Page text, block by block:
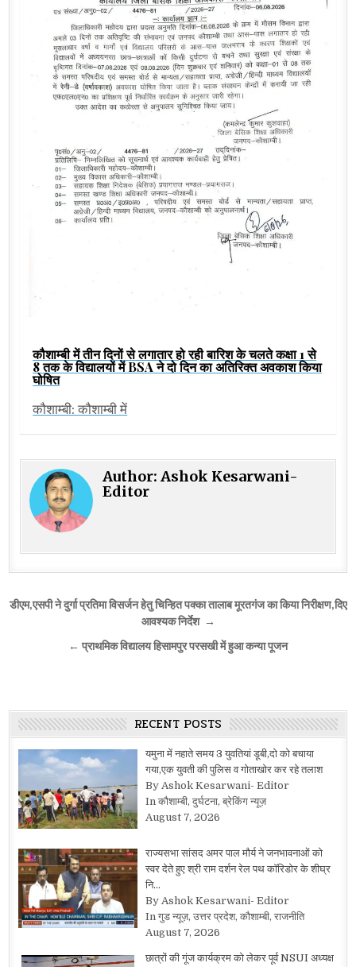
कौशाम्बी में तीन दिनों से लगातार हो रही बारिश के चलते कक्षा 1 से
8 तक के विद्यालयों में BSA ने दो दिन का अतिरिक्त अवकाश किया
घोषित
कौशाम्बी: कौशाम्बी में
Author:Ashok Kesarwani-
Editor
Post
डीएम,एसपी ने दुर्गा प्रतिमा विसर्जन हेतु चिन्हित पक्का तालाब मूरतगंज का किया निरीक्षण,दिए
आवश्यक निर्देश →
← प्राथमिक विद्यालय हिसामपुर परसखी में हुआ कन्या पूजन
RECENT POSTS
यमुना में नहाते समय 3 युवतियां डूबी,दो को बचाया
गया,एक युवती की पुलिस व गोताखोर कर रहे तलाश
By Ashok Kesarwani- Editor
In कौशाम्बी, दुर्घटना, ब्रेकिंग न्यूज़
August 7, 2026
राज्यसभा सांसद अमर पाल मौर्य ने जनभावनाओं को
स्वर देते हुए श्री राम दर्शन रेल पथ कॉरिडोर के शीघ्र
नि…
By Ashok Kesarwani- Editor
In गुड न्यूज़, उत्तर प्रदेश, कौशाम्बी, राजनीति
August 7, 2026
छात्रों की गूंज कार्यक्रम को लेकर पूर्व NSUI अध्यक्ष